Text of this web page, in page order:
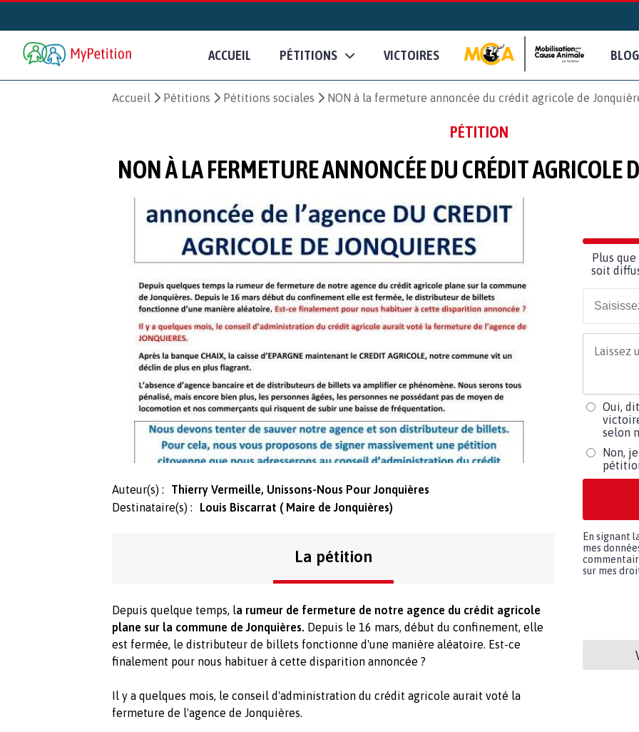
ACCUEIL PÉTITIONS VICTOIRES BLOG
Accueil Pétitions Pétitions sociales NON à la fermeture annoncée du crédit agricole de
PÉTITION
NON À LA FERMETURE ANNONCÉE DU CRÉDIT
Auteur(s) :
Thierry Vermeille, Unissons-Nous Pour Jonquières
Destinataire(s) :
Louis Biscarrat ( Maire de Jonquières)
La pétition
Depuis quelque temps, la rumeur de fermeture de notre agence du crédit agricole
plane sur la commune de Jonquières. Depuis le 16 mars, début du confinement, elle
est fermée, le distributeur de billets fonctionne d'une manière aléatoire. Est-ce
finalement pour nous habituer à cette disparition annoncée ?
Il y a quelques mois, le conseil d'administration du crédit agricole aurait voté la
fermeture de l'agence de Jonquières.
Plus
soit
Oui,
selon
Non,
En signant
mes
sur mes